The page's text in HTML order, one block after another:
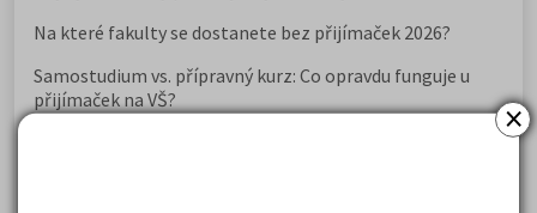
×
Na které fakulty se dostanete bez přijímaček 2026?
Samostudium vs. přípravný kurz: Co opravdu funguje u
přijímaček na VŠ?